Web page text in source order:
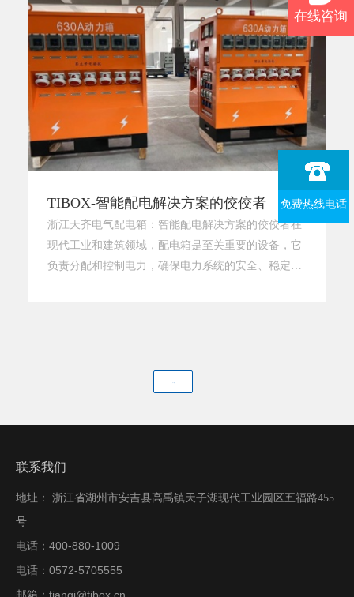
TIBOX-智能配电解决方案的佼佼者
浙江天齐电气配电箱：智能配电解决方案的佼佼者在
现代工业和建筑领域，配电箱是至关重要的设备，它
负责分配和控制电力，确保电力系统的安全、稳定运
秀丽的浙江省，拥有先进的生产设施和一支经验丰富
的研发团队。天齐电气致力于为客户
联系我们
地址： 浙江省湖州市安吉县高禹镇天子湖现代工业园区五福路455
号
电话：400-880-1009
电话：0572-5705555
免费热线电话
在线咨询